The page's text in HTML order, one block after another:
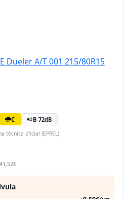
C B 72dB
técnica oficial (EPREL)